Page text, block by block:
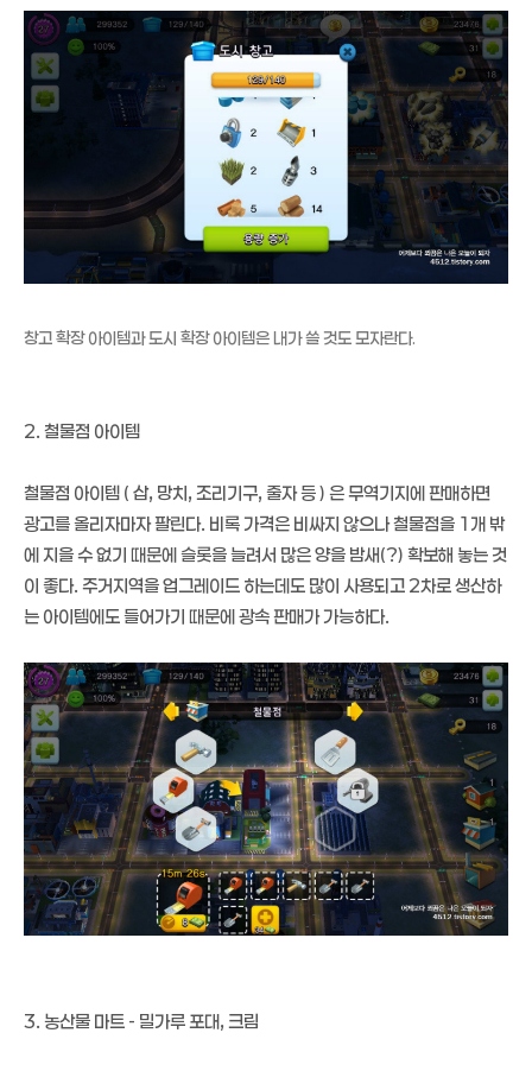
창고 확장 아이템과 도시 확장 아이템은 내가 쓸 것도 모자란다.
2. 철물점 아이템
철물점 아이템 ( 삽, 망치, 조리기구, 줄자 등 ) 은 무역기지에 판매하면
광고를 올리자마자 팔린다. 비록 가격은 비싸지 않으나 철물점을 1개 밖
에 지을 수 없기 때문에 슬롯을 늘려서 많은 양을 밤새(?) 확보해 놓는 것
이 좋다. 주거지역을 업그레이드 하는데도 많이 사용되고 2차로 생산하
는 아이템에도 들어가기 때문에 광속 판매가 가능하다.
3. 농산물 마트 - 밀가루 포대, 크림